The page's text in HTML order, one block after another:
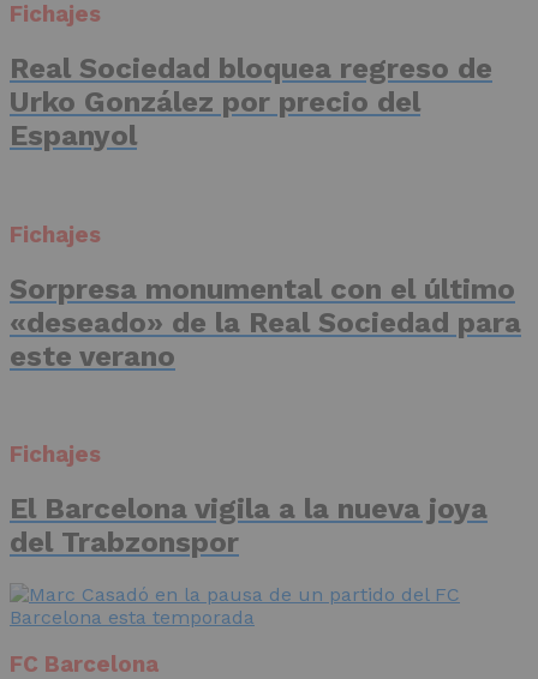
Fichajes
Real Sociedad bloquea regreso de
Urko González por precio del
Espanyol
Fichajes
Sorpresa monumental con el último
«deseado» de la Real Sociedad para
este verano
Fichajes
El Barcelona vigila a la nueva joya
del Trabzonspor
FC Barcelona